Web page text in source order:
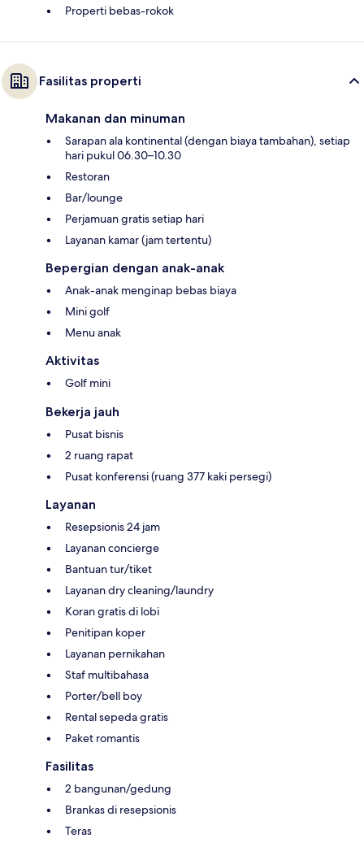
Properti bebas-rokok
Fasilitas properti
Makanan dan minuman
Sarapan ala kontinental (dengan biaya tambahan), setiap
hari pukul 06.30–10.30
Restoran
Bar/lounge
Perjamuan gratis setiap hari
Layanan kamar (jam tertentu)
Bepergian dengan anak-anak
Anak-anak menginap bebas biaya
Mini golf
Menu anak
Aktivitas
Golf mini
Bekerja jauh
Pusat bisnis
2 ruang rapat
Pusat konferensi (ruang 377 kaki persegi)
Layanan
Resepsionis 24 jam
Layanan concierge
Bantuan tur/tiket
Layanan dry cleaning/laundry
Koran gratis di lobi
Penitipan koper
Layanan pernikahan
Staf multibahasa
Porter/bell boy
Rental sepeda gratis
Paket romantis
Fasilitas
2 bangunan/gedung
Brankas di resepsionis
Teras